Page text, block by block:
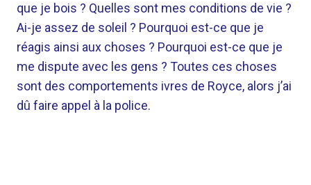
que je bois ? Quelles sont mes conditions de vie ?
Ai-je assez de soleil ? Pourquoi est-ce que je
réagis ainsi aux choses ? Pourquoi est-ce que je
me dispute avec les gens ? Toutes ces choses
sont des comportements ivres de Royce, alors j’ai
dû faire appel à la police.